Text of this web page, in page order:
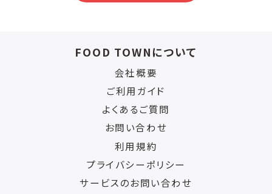
FOOD TOWNについて
会社概要
ご利用ガイド
よくあるご質問
お問い合わせ
利用規約
プライバシーポリシー
サービスのお問い合わせ